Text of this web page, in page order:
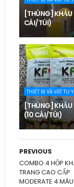
[THÙNG] KHẨU
CÁI/TÚI)
THIẾT BỊ VÀ VẬT TƯ Y
[THÙNG] KHẨU
(10 CÁI/TÚI)
PREVIOUS
COMBO 4 HỘP
TRANG CAO CẤP
MODERATE 4 MÀU